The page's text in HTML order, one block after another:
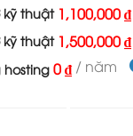
là:
1,000,000 ₫.
kỹ thuật 1,100,000 ₫
kỹ thuật 1,500,000 ₫
hosting 0 ₫ / năm